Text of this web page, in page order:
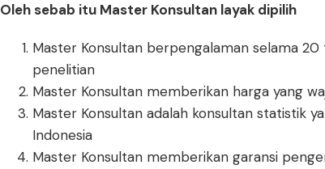
Oleh sebab itu Master Konsultan layak dipilih
Master Konsultan berpengalaman selama
penelitian
Master Konsultan memberikan harga yang
Master Konsultan adalah konsultan statistik
Indonesia
Master Konsultan memberikan garansi